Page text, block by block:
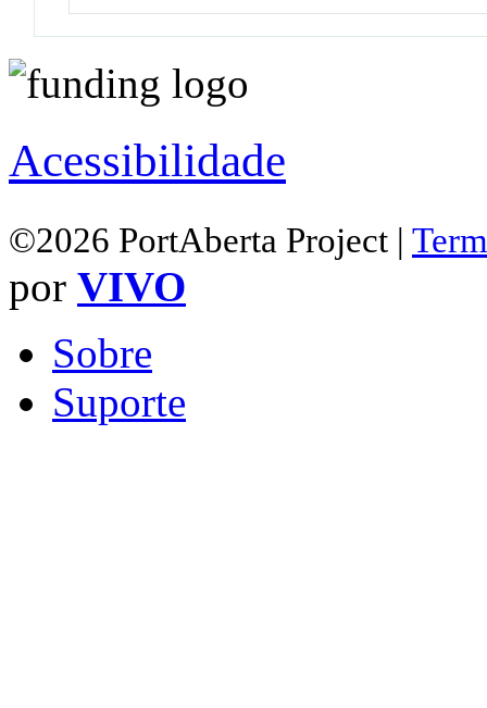
Acessibilidade
©2026 PortAberta Project |
por VIVO
Sobre
Suporte